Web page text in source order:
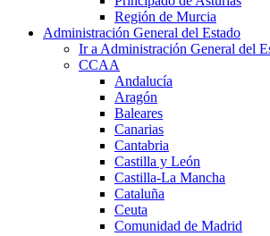
Región de Murcia
Administración General del Estado
Ir a Administración General del
CCAA
Andalucía
Aragón
Baleares
Canarias
Cantabria
Castilla y León
Castilla-La Mancha
Cataluña
Ceuta
Comunidad de Madrid